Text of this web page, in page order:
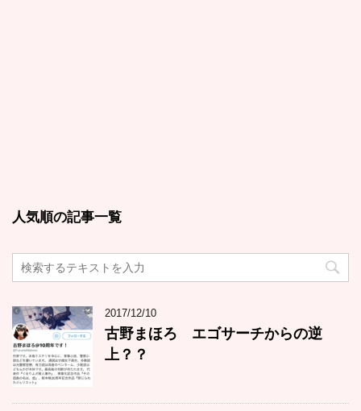
人気順の記事一覧
2017/12/10
古野まほろ エゴサーチからの逆
上？？